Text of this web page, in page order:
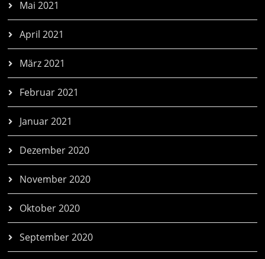
Mai 2021
April 2021
März 2021
Februar 2021
Januar 2021
Dezember 2020
November 2020
Oktober 2020
September 2020